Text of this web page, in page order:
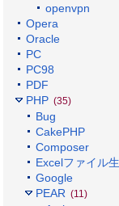
openvpn
Opera
Oracle
PC
PC98
PDF
PHP (35)
Bug
CakePHP
Composer
Excelファイル
Google
PEAR (11)